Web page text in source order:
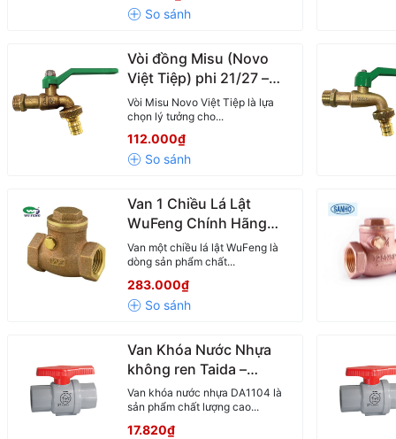
Vòi đồng Misu (Novo
Việt Tiệp) phi 21/27 –
Chất lượng vượt trội,
chuẩn quốc tế
Vòi Misu Novo Việt Tiệp là lựa
chọn lý tưởng cho...
112.000₫
Van 1 Chiều Lá Lật
WuFeng Chính Hãng
DN15-DN65
Van một chiều lá lật WuFeng là
dòng sản phẩm chất...
283.000₫
Van Khóa Nước Nhựa
không ren Taida –
(21mm - 60mm) | Phân
Phối Chính Hãng có
hóa đơn
Van khóa nước nhựa DA1104 là
sản phẩm chất lượng cao...
17.820₫